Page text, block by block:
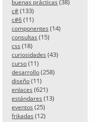
buenas prácticas (38)
c# (133)
c#6 (11)
componentes (14)
consultas (15)
css (18)
curiosidades (43)
curso (11)
desarrollo (258)
diseño (11)
enlaces (621)
estándares (13)
eventos (25)
frikadas (12)